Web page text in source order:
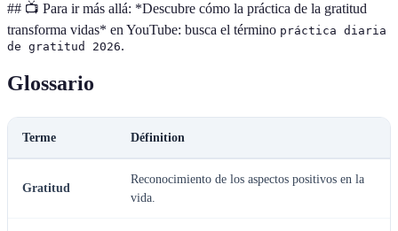
## 📺 Para ir más allá: *Descubre cómo la práctica de la gratitud
transforma vidas* en YouTube: busca el término práctica diaria
de gratitud 2026.
Glossario
Terme Définition
Gratitud
Reconocimiento de los aspectos positivos en la
vida.